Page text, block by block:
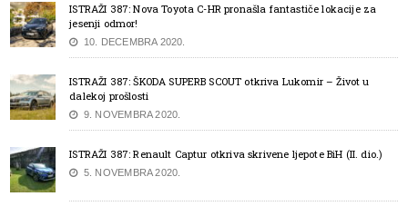
ISTRAŽI 387: Nova Toyota C-HR pronašla fantastiče lokacije za
jesenji odmor!
10. DECEMBRA 2020.
ISTRAŽI 387: ŠKODA SUPERB SCOUT otkriva Lukomir – Život u
dalekoj prošlosti
9. NOVEMBRA 2020.
ISTRAŽI 387: Renault Captur otkriva skrivene ljepote BiH (II. dio.)
5. NOVEMBRA 2020.